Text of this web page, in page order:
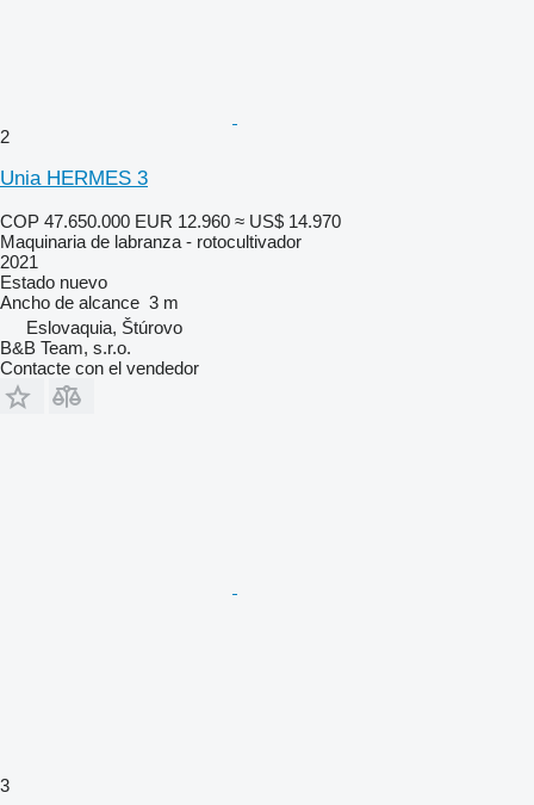
2
Unia HERMES 3
COP 47.650.000 EUR 12.960 ≈ US$ 14.970
Maquinaria de labranza - rotocultivador
2021
Estado nuevo
Ancho de alcance 3 m
Eslovaquia, Štúrovo
B&B Team, s.r.o.
Contacte con el vendedor
3